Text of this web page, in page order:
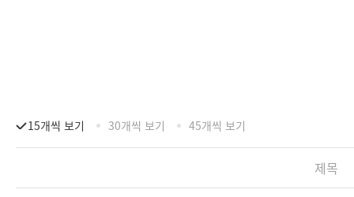
15개씩 보기 30개씩 보기 45개씩 보기
제목